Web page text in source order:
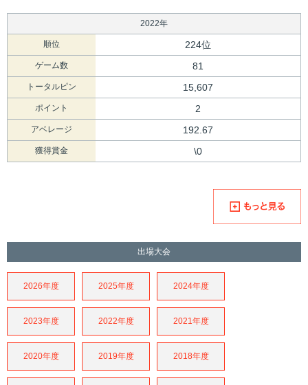
2022年
順位 224位
ゲーム数 81
トータルピン 15,607
ポイント 2
アベレージ 192.67
獲得賞金 \0
出場大会
2026年度 2025年度 2024年度
2023年度 2022年度 2021年度
2020年度 2019年度 2018年度